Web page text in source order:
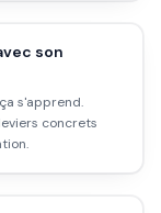
son
s'apprend.
concrets